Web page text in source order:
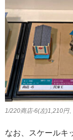
1/220商店-6(左)1,210円
なお、スケールキ